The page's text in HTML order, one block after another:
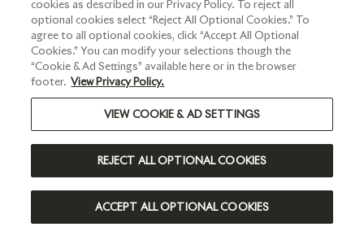
moment de la vente en ligne
CODE DE LA SANTÉ PUBLIQUE.ART L.3342-1 ET L.3353-3
L'ABUS D’ALCOOL EST DANGEREUX POUR LA SANTÉ, À
CONSOMMER AVEC MODÉRATION
©2024 RUINART - TOUS DROITS RÉSERVÉS
FRANCE | FR
cookies as described in our Privacy Policy. To reject all
optional cookies select “Reject All Optional Cookies.” To
agree to all optional cookies, click “Accept All Optional
Cookies.” You can modify your selections though the
“Cookie & Ad Settings” available here or in the browser
footer. View Privacy Policy.
VIEW COOKIE & AD SETTINGS
REJECT ALL OPTIONAL COOKIES
ACCEPT ALL OPTIONAL COOKIES